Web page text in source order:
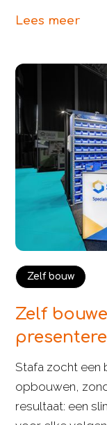
Lees meer
Zelf bouw
Zelf
Stafa zocht een
opbouwen,
resultaat: een